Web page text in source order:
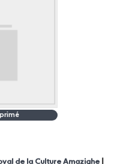
de la Culture Amazighe